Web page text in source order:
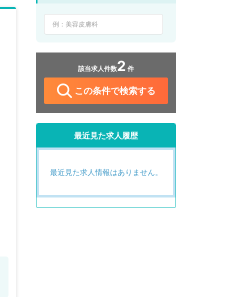
該当求人件数2 件
この条件で検索する
最近見た求人履歴
最近見た求人情報はありません。